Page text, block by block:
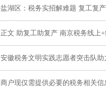
盐湖区：税务实招解难题 复工复
正文 助复工助复产 南京税务线上
安徽税务文明实践志愿者突击队助
商户现仅需提供必要的税务相关